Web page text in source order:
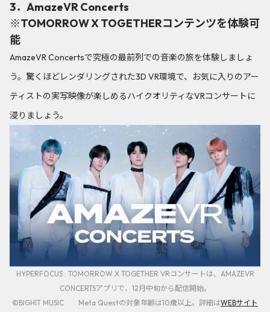
3．AmazeVR Concerts
※TOMORROW X TOGETHERコンテンツを体験可
能
AmazeVR Concertsで究極の最前列での音楽の旅を体験しましょ
う。驚くほどレンダリングされた3D VR環境で、お気に入りのアー
ティストの実写映像が楽しめるハイクオリティなVRコンサートに
浸りましょう。
HYPERFOCUS : TOMORROW X TOGETHER VRコンサートは、AMAZEVR
CONCERTSアプリで、12月中旬から配信開始。
©BIGHIT MUSIC Meta Questの対象年齢は10歳以上。詳細はWEBサイト